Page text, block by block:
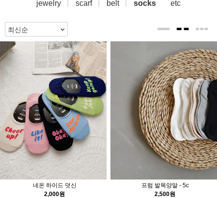
jewelry scarf belt socks etc
네온 하이드 덧신
2,000원
프럼 발목양말 - 5c
2,500원